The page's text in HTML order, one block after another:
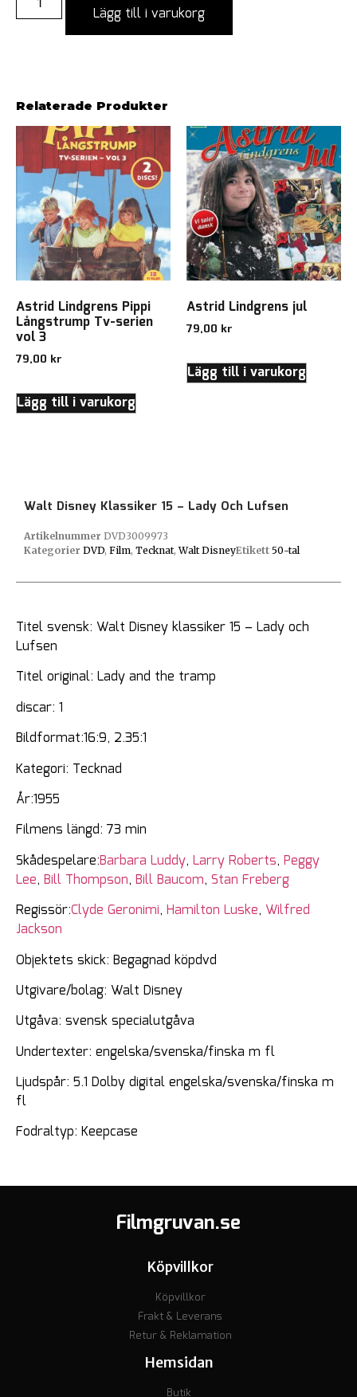
Lägg till i varukorg
Walt Disney Klassiker 15 – Lady Och Lufsen
Artikelnummer DVD3009973
Kategorier DVD, Film, Tecknat,Walt DisneyEtikett 50-tal
Titel svensk: Walt Disney klassiker 15 – Lady och
Lufsen
Titel original: Lady and the tramp
discar: 1
Bildformat:16:9, 2.35:1
Kategori: Tecknad
År:1955
Filmens längd: 73 min
Skådespelare:Barbara Luddy, Larry Roberts, Peggy
Lee, Bill Thompson, Bill Baucom, Stan Freberg
Regissör:Clyde Geronimi, Hamilton Luske, Wilfred
Jackson
Objektets skick: Begagnad köpdvd
Utgivare/bolag: Walt Disney
Utgåva: svensk specialutgåva
Undertexter: engelska/svenska/finska m fl
Ljudspår: 5.1 Dolby digital engelska/svenska/finska m
fl
Fodraltyp: Keepcase
Relaterade Produkter
Astrid Lindgrens Pippi
Långstrump Tv-serien
vol 3
79,00 kr
Lägg till i varukorg
Astrid Lindgrens jul
79,00 kr
Lägg till i varukorg
Filmgruvan.se
Köpvillkor
Köpvillkor
Frakt & Leverans
Retur & Reklamation
Hemsidan
Butik